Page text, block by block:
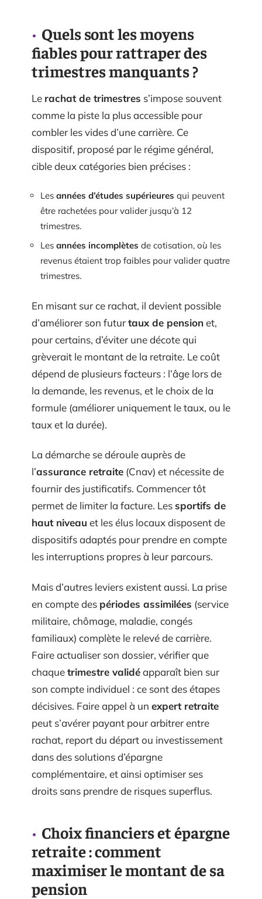
Quels sont les moyens
fiables pour rattraper des
trimestres manquants ?
Le rachat de trimestres s’impose souvent
comme la piste la plus accessible pour
combler les vides d’une carrière. Ce
dispositif, proposé par le régime général,
cible deux catégories bien précises :
Les années d’études supérieures qui peuvent
être rachetées pour valider jusqu’à 12
trimestres.
Les années incomplètes de cotisation, où les
revenus étaient trop faibles pour valider quatre
trimestres.
En misant sur ce rachat, il devient possible
d’améliorer son futurtaux de pensionet,
pour certains, d’éviter une décote qui
grèverait le montant de la retraite. Le coût
dépend de plusieurs facteurs : l’âge lors de
la demande, les revenus, et le choix de la
formule (améliorer uniquement le taux, ou le
taux et la durée).
La démarche se déroule auprès de
l’assurance retraite (Cnav) et nécessite de
fournir des justificatifs. Commencer tôt
permet de limiter la facture. Lessportifs de
haut niveau et les élus locaux disposent de
dispositifs adaptés pour prendre en compte
les interruptions propres à leur parcours.
Mais d’autres leviers existent aussi. La prise
en compte des périodes assimilées (service
militaire, chômage, maladie, congés
familiaux) complète le relevé de carrière.
Faire actualiser son dossier, vérifier que
chaquetrimestre validéapparaît bien sur
son compte individuel : ce sont des étapes
décisives. Faire appel à un expert retraite
peut s’avérer payant pour arbitrer entre
rachat, report du départ ou investissement
dans des solutions d’épargne
complémentaire, et ainsi optimiser ses
droits sans prendre de risques superflus.
Choix financiers et épargne
retraite : comment
maximiser le montant de sa
pension